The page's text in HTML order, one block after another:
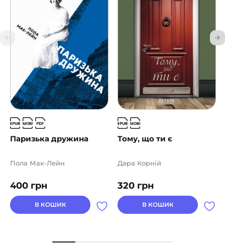
Паризька дружина
400 грн
Пола Мак-Лейн
В КОШИК
Тому, що ти є
320 грн
Дара Корній
В КОШИК